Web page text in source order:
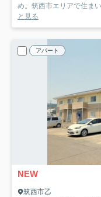
め。筑西市エリアで住ま
と見る
アパート
NEW
筑西市乙